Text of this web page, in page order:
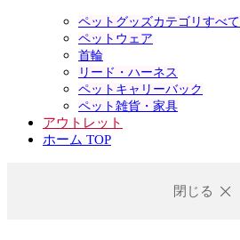
ペットグッズカテゴリすべて
ペットウェア
首輪
リード・ハーネス
ペットキャリーバック
ペット雑貨・家具
アウトレット
ホーム TOP
閉じる